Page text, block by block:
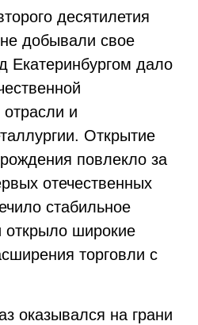
десятилетия
добывали свое
Екатеринбургом дало
и
Открытие
повлекло за
отечественных
стабильное
открыло широкие
торговли с
оказывался на грани